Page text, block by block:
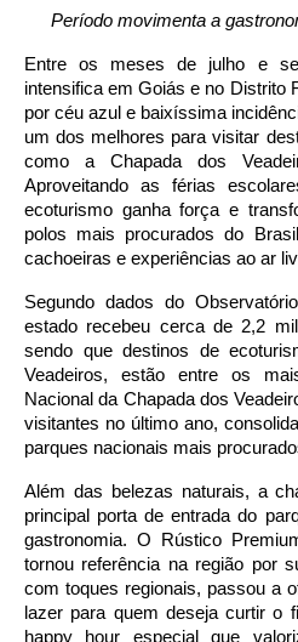
Período movimenta a
Entre os meses de julho e
intensifica em Goiás e no Distrito
por céu azul e baixíssima
um dos melhores para visitar
como a Chapada dos
Aproveitando as férias
ecoturismo ganha força e
polos mais procurados do
cachoeiras e experiências ao ar
Segundo dados do
estado recebeu cerca de 2,2
sendo que destinos de
Veadeiros, estão entre os
Nacional da Chapada dos
visitantes no último ano,
parques nacionais mais
Além das belezas naturais, a
principal porta de entrada do
gastronomia. O Rústico
tornou referência na região por
com toques regionais, passou a
lazer para quem deseja curtir o
happy hour especial que